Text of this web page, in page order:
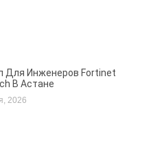
Для Инженеров Fortinet
В Астане
2026